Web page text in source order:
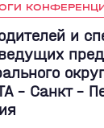
и
– Санкт -